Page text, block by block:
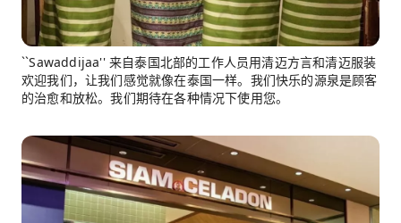
``Sawaddijaa'' 来自泰国北部的工作人员用清迈方言和清迈服装
欢迎我们，让我们感觉就像在泰国一样。我们快乐的源泉是顾客
的治愈和放松。我们期待在各种情况下使用您。